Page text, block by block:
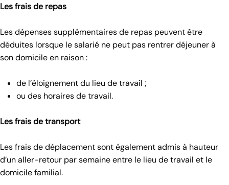
Les frais de repas
Les dépenses supplémentaires de repas peuvent être
déduites lorsque le salarié ne peut pas rentrer déjeuner à
son domicile en raison :
de l’éloignement du lieu de travail ;
ou des horaires de travail.
Les frais de transport
Les frais de déplacement sont également admis à hauteur
d’un aller-retour par semaine entre le lieu de travail et le
domicile familial.